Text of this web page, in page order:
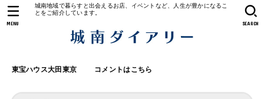
城南地域で暮らすと出会えるお店、イベントなど、人生が豊かになるこ
とをご紹介しています。
東宝ハウス大田東京 コメントはこちら
SEARCH
MENU